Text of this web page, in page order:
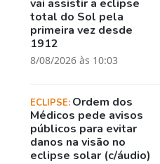
vai assistir a eclipse
total do Sol pela
primeira vez desde
1912
8/08/2026 às 10:03
ECLIPSE: Ordem dos
Médicos pede avisos
públicos para evitar
danos na visão no
eclipse solar (c/áudio)